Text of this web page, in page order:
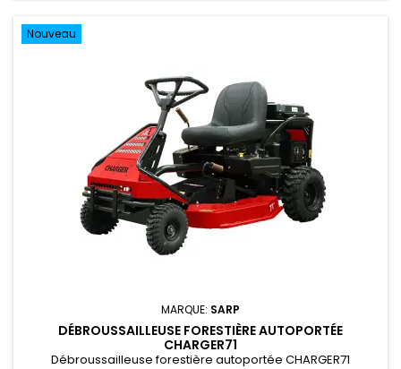
Nouveau
MARQUE: SARP
DÉBROUSSAILLEUSE FORESTIÈRE AUTOPORTÉE
CHARGER71
Débroussailleuse forestière autoportée CHARGER71